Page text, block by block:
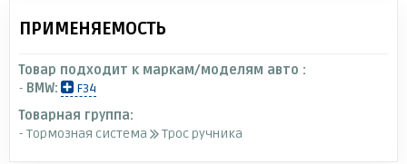
ПРИМЕНЯЕМОСТЬ
Товар подходит к маркам/моделям авто :
- BMW:
F34
Товарная группа:
- Тормозная система
Трос ручника